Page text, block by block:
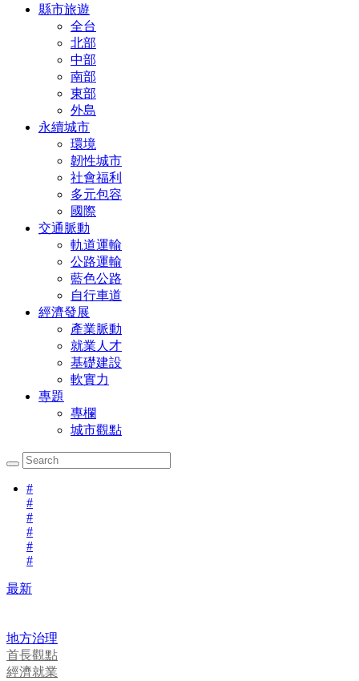
縣市旅遊
全台
北部
中部
南部
東部
外島
永續城市
環境
韌性城市
社會福利
多元包容
國際
交通脈動
軌道運輸
公路運輸
藍色公路
自行車道
經濟發展
產業脈動
就業人才
基礎建設
軟實力
專題
專欄
城市觀點
#
#
#
#
#
#
最新
地方治理
首長觀點
經濟就業